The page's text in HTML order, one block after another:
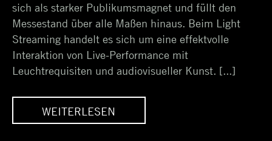
sich als starker Publikumsmagnet und füllt den
Messestand über alle Maßen hinaus. Beim Light
Streaming handelt es sich um eine effektvolle
Interaktion von Live-Performance mit
Leuchtrequisiten und audiovisueller Kunst. [...]
WEITERLESEN